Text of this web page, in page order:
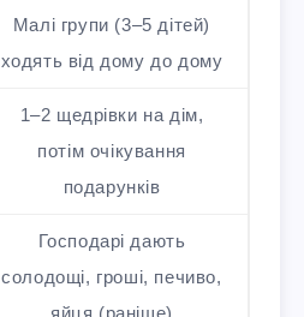
Малі групи (3–5 дітей)
ходять від дому до дому
1–2 щедрівки на дім,
потім очікування
подарунків
Господарі дають
солодощі, гроші, печиво,
яйця (раніше)